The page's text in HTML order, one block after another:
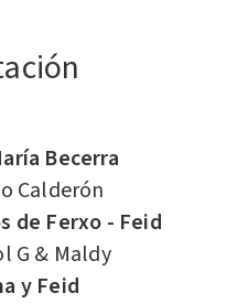
Becerra
Calderón
de Ferxo - Feid
G & Maldy
y Feid